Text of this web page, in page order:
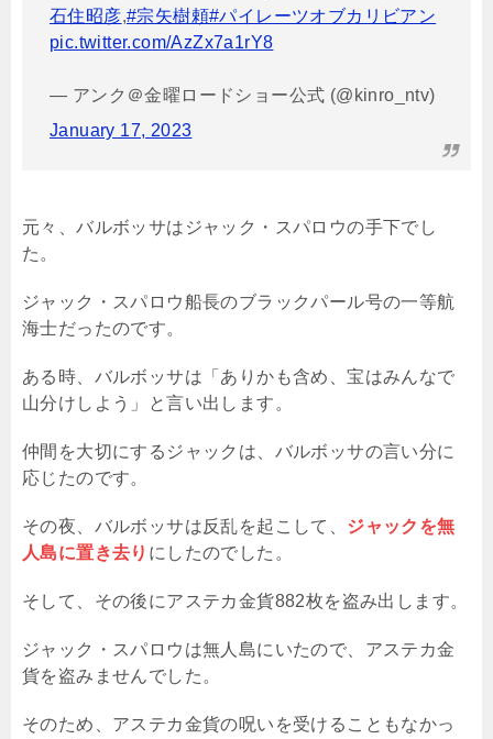
石住昭彦,#宗矢樹頼#パイレーツオブカリビアン
pic.twitter.com/AzZx7a1rY8
— アンク＠金曜ロードショー公式 (@kinro_ntv)
January 17, 2023
元々、バルボッサはジャック・スパロウの手下でし
た。
ジャック・スパロウ船長のブラックパール号の一等航
海士だったのです。
ある時、バルボッサは「ありかも含め、宝はみんなで
山分けしよう」と言い出します。
仲間を大切にするジャックは、バルボッサの言い分に
応じたのです。
その夜、バルボッサは反乱を起こして、 ジャックを無
人島に置き去り にしたのでした。
そして、その後にアステカ金貨882枚を盗み出します。
ジャック・スパロウは無人島にいたので、アステカ金
貨を盗みませんでした。
そのため、アステカ金貨の呪いを受けることもなかっ